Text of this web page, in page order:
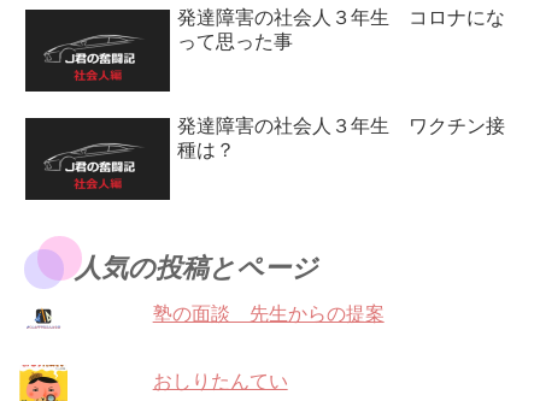
発達障害の社会人３年生 コロナにな
って思った事
発達障害の社会人３年生 ワクチン接
種は？
人気の投稿とページ
塾の面談 先生からの提案
おしりたんてい